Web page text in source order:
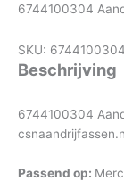
6744100304
SKU: 6744100304
Beschrijving
6744100304
Passend op: